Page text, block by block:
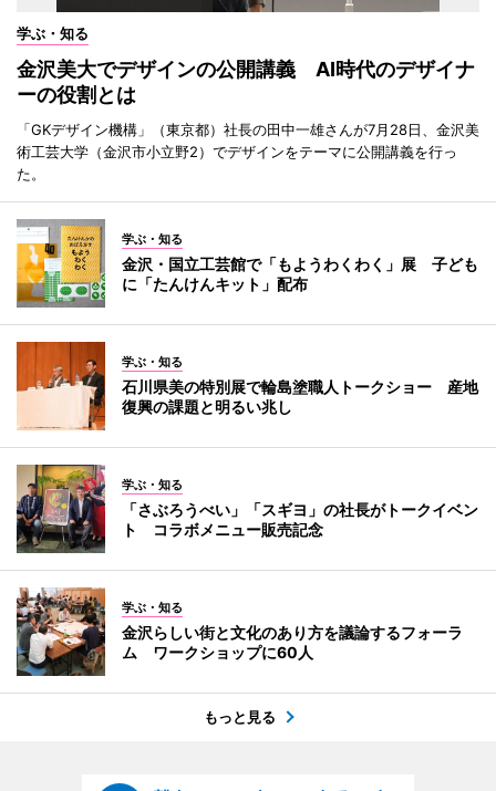
学ぶ・知る
金沢美大でデザインの公開講義 AI時代のデザイナ
ーの役割とは
「GKデザイン機構」（東京都）社長の田中一雄さんが7月28日、金沢美
術工芸大学（金沢市小立野2）でデザインをテーマに公開講義を行っ
た。
学ぶ・知る
金沢・国立工芸館で「もようわくわく」展 子ども
に「たんけんキット」配布
学ぶ・知る
石川県美の特別展で輪島塗職人トークショー 産地
復興の課題と明るい兆し
学ぶ・知る
「さぶろうべい」「スギヨ」の社長がトークイベン
ト コラボメニュー販売記念
学ぶ・知る
金沢らしい街と文化のあり方を議論するフォーラ
ム ワークショップに60人
もっと見る